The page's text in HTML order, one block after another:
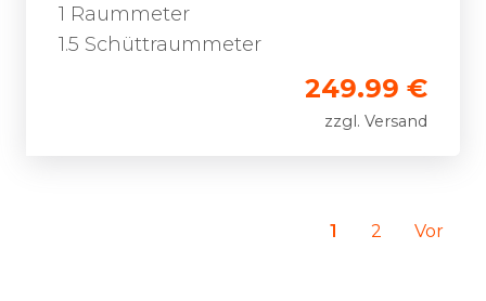
1 Raummeter
1.5 Schüttraummeter
249.99 €
zzgl. Versand
1 2 Vor